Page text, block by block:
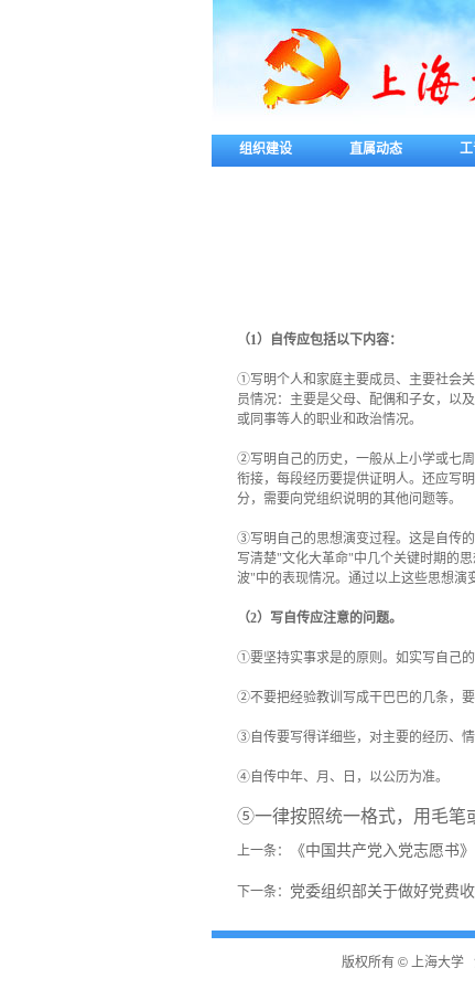
组织建设 直属动态
（1）自传应包括以下内容：
①写明个人和家庭主要成员、主要社会
员情况：主要是父母、配偶和子女，以
或同事等人的职业和政治情况。
②写明自己的历史，一般从上小学或七
衔接，每段经历要提供证明人。还应写
分，需要向党组织说明的其他问题等。
③写明自己的思想演变过程。这是自传
写清楚"文化大革命"中几个关键时期的
波"中的表现情况。通过以上这些思想演
（2）写自传应注意的问题。
①要坚持实事求是的原则。如实写自己
②不要把经验教训写成干巴巴的几条，要
③自传要写得详细些，对主要的经历、情
④自传中年、月、日，以公历为准。
⑤一律按照统一格式，用毛笔
上一条： 《中国共产党入党志愿书
下一条： 党委组织部关于做好党费
版权所有 ©上海大学